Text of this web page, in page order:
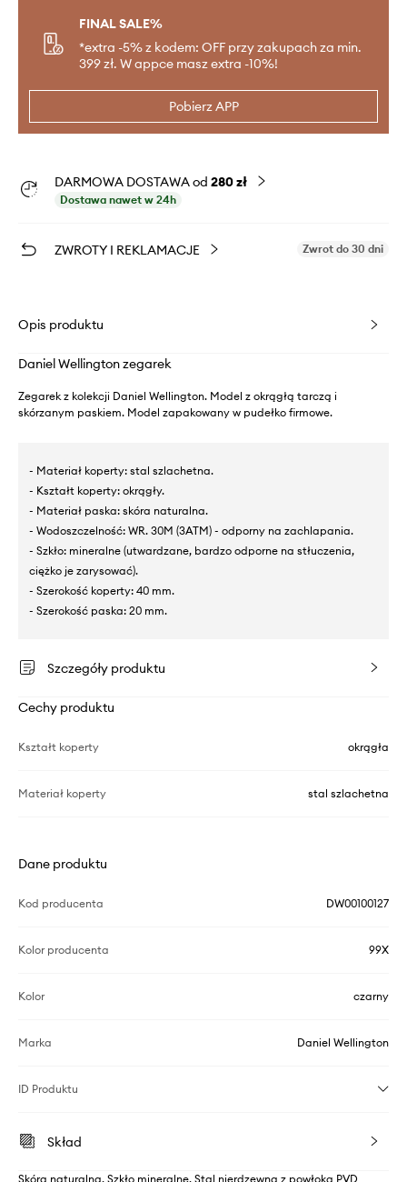
FINAL SALE%
*extra -5% z kodem: OFF przy zakupach za min.
399 zł. W appce masz extra -10%!
Pobierz APP
DARMOWA DOSTAWA od 280 zł
Dostawa nawet w 24h
ZWROTY I REKLAMACJE Zwrot do 30 dni
Opis produktu
Daniel Wellington zegarek
Zegarek z kolekcji Daniel Wellington. Model z okrągłą tarczą i
skórzanym paskiem. Model zapakowany w pudełko firmowe.
- Materiał koperty: stal szlachetna.
- Kształt koperty: okrągły.
- Materiał paska: skóra naturalna.
- Wodoszczelność: WR. 30M (3ATM) - odporny na zachlapania.
- Szkło: mineralne (utwardzane, bardzo odporne na stłuczenia,
ciężko je zarysować).
- Szerokość koperty: 40 mm.
- Szerokość paska: 20 mm.
Szczegóły produktu
Cechy produktu
Kształt koperty okrągła
Materiał koperty stal szlachetna
Dane produktu
Kod producenta DW00100127
Kolor producenta 99X
Kolor czarny
Marka Daniel Wellington
ID Produktu
Skład
Skóra naturalna, Szkło mineralne, Stal nierdzewna z powłoką PVD